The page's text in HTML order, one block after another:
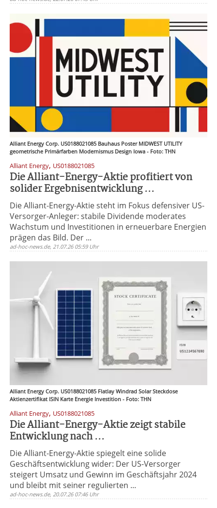
Alliant Energy Corp. US0188021085 Bauhaus Poster MIDWEST UTILITY
geometrische Primärfarben Modernismus Design Iowa - Foto: THN
Alliant Energy, US0188021085
Die Alliant-Energy-Aktie profitiert von
solider Ergebnisentwicklung ...
Die Alliant-Energy-Aktie steht im Fokus defensiver US-
Versorger-Anleger: stabile Dividende moderates
Wachstum und Investitionen in erneuerbare Energien
prägen das Bild. Der ...
ad-hoc-news.de, 21.07.26 05:59 Uhr
Alliant Energy Corp. US0188021085 Flatlay Windrad Solar Steckdose
Aktienzertifikat ISIN Karte Energie Investition - Foto: THN
Alliant Energy, US0188021085
Die Alliant-Energy-Aktie zeigt stabile
Entwicklung nach ...
Die Alliant-Energy-Aktie spiegelt eine solide
Geschäftsentwicklung wider: Der US-Versorger
steigert Umsatz und Gewinn im Geschäftsjahr 2024
und bleibt mit seiner regulierten ...
ad-hoc-news.de, 20.07.26 07:46 Uhr